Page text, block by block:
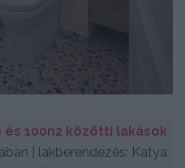
és 100n2 közötti lakások
| lakberendezés: Katya